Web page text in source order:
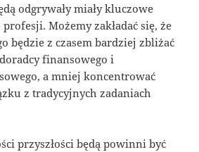
odgrywały miały kluczowe
Możemy zakładać się, że
będzie z czasem bardziej zbliżać
finansowego i
a mniej koncentrować
z tradycyjnych zadaniach
przyszłości będą powinni być